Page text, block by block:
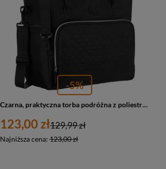
-5%
Czarna, praktyczna torba podróżna z poliestru wyposażona w uchwyt na walizkę - Peterson
123,00 zł
Najniższa cena:123,00 zł
129,99 zł